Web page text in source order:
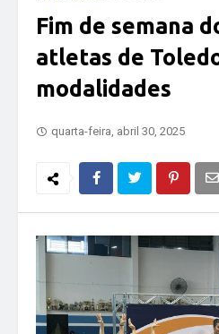
Fim de semana
atletas de
modalidades
quarta-feira, abril 30, 2025